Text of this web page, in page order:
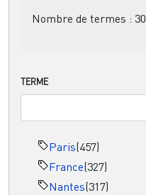
Nombre de termes : 30
TERME
Paris(457)
France(327)
Nantes(317)